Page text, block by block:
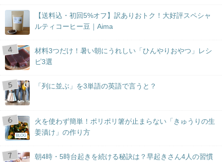
【送料込・初回5%オフ】訳ありおトク！大好評スペシャ
ルティコーヒー豆｜Aima
材料3つだけ！暑い朝にうれしい「ひんやりおやつ」レシ
ピ3選
「列に並ぶ」を3単語の英語で言うと？
BLOG
火を使わず簡単！ポリポリ箸が止まらない「きゅうりの生
姜漬け」の作り方
朝4時・5時台起きを続ける秘訣は？早起きさん4人の習慣